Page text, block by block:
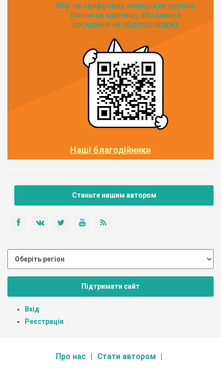
Збір на оцифровку козацьких церков
(тисни на картинці, або скануй
посилання на збір monobank):
Наші благодійники
Станьте нашим автором
Підтримати сайт
Вхід
Реєстрація
Про нас Стати автором